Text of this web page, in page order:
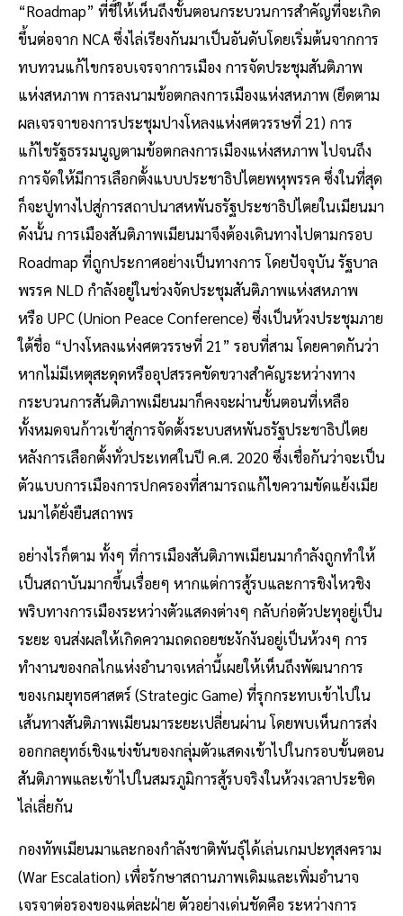
“Roadmap” ที่ชี้ให้เห็นถึงขั้นตอนกระบวนการสำคัญที่จะเกิด
ขึ้นต่อจาก NCA ซึ่งไล่เรียงกันมาเป็นอันดับโดยเริ่มต้นจากการ
ทบทวนแก้ไขกรอบเจรจาการเมือง การจัดประชุมสันติภาพ
แห่งสหภาพ การลงนามข้อตกลงการเมืองแห่งสหภาพ (ยึดตาม
ผลเจรจาของการประชุมปางโหลงแห่งศตวรรษที่ 21) การ
แก้ไขรัฐธรรมนูญตามข้อตกลงการเมืองแห่งสหภาพ ไปจนถึง
การจัดให้มีการเลือกตั้งแบบประชาธิปไตยพหุพรรค ซึ่งในที่สุด
ก็จะปูทางไปสู่การสถาปนาสหพันธรัฐประชาธิปไตยในเมียนมา
ดังนั้น การเมืองสันติภาพเมียนมาจึงต้องเดินทางไปตามกรอบ
Roadmap ที่ถูกประกาศอย่างเป็นทางการ โดยปัจจุบัน รัฐบาล
พรรค NLD กำลังอยู่ในช่วงจัดประชุมสันติภาพแห่งสหภาพ
หรือ UPC (Union Peace Conference) ซึ่งเป็นห้วงประชุมภาย
ใต้ชื่อ “ปางโหลงแห่งศตวรรษที่ 21” รอบที่สาม โดยคาดกันว่า
หากไม่มีเหตุสะดุดหรืออุปสรรคขัดขวางสำคัญระหว่างทาง
กระบวนการสันติภาพเมียนมาก็คงจะผ่านขั้นตอนที่เหลือ
ทั้งหมดจนก้าวเข้าสู่การจัดตั้งระบบสหพันธรัฐประชาธิปไตย
หลังการเลือกตั้งทั่วประเทศในปี ค.ศ. 2020 ซึ่งเชื่อกันว่าจะเป็น
ตัวแบบการเมืองการปกครองที่สามารถแก้ไขความขัดแย้งเมีย
นมาได้ยั่งยืนสถาพร
อย่างไรก็ตาม ทั้งๆ ที่การเมืองสันติภาพเมียนมากำลังถูกทำให้
เป็นสถาบันมากขึ้นเรื่อยๆ หากแต่การสู้รบและการชิงไหวชิง
พริบทางการเมืองระหว่างตัวแสดงต่างๆ กลับก่อตัวปะทุอยู่เป็น
ระยะ จนส่งผลให้เกิดความถดถอยชะงักงันอยู่เป็นห้วงๆ การ
ทำงานของกลไกแห่งอำนาจเหล่านี้เผยให้เห็นถึงพัฒนาการ
ของเกมยุทธศาสตร์ (Strategic Game) ที่รุกกระทบเข้าไปใน
เส้นทางสันติภาพเมียนมาระยะเปลี่ยนผ่าน โดยพบเห็นการส่ง
ออกกลยุทธ์เชิงแข่งขันของกลุ่มตัวแสดงเข้าไปในกรอบขั้นตอน
สันติภาพและเข้าไปในสมรภูมิการสู้รบจริงในห้วงเวลาประชิด
ไล่เลี่ยกัน
กองทัพเมียนมาและกองกำลังชาติพันธุ์ได้เล่นเกมปะทุสงคราม
(War Escalation) เพื่อรักษาสถานภาพเดิมและเพิ่มอำนาจ
เจรจาต่อรองของแต่ละฝ่าย ตัวอย่างเด่นชัดคือ ระหว่างการ